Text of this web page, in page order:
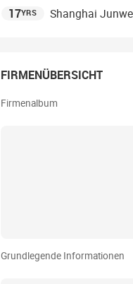
17YRS Shanghai
FIRMENÜBERSICHT
Firmenalbum
Grundlegende Informationen